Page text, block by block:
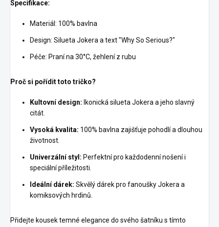
Specifikace:
Materiál: 100% bavlna
Design: Silueta Jokera a text "Why So Serious?"
Péče: Praní na 30°C, žehlení z rubu
Proč si pořídit toto tričko?
Kultovní design: Ikonická silueta Jokera a jeho slavný
citát.
Vysoká kvalita: 100% bavlna zajišťuje pohodlí a dlouhou
životnost.
Univerzální styl: Perfektní pro každodenní nošení i
speciální příležitosti.
Ideální dárek: Skvělý dárek pro fanoušky Jokera a
komiksových hrdinů.
Přidejte kousek temné elegance do svého šatníku s tímto